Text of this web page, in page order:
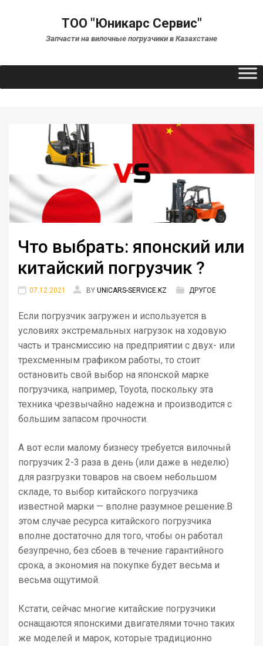
ТОО "Юникарс Сервис"
Запчасти на вилочные погрузчики в Казахстане
Что выбрать: японский или
китайский погрузчик ?
07.12.2021 BY UNICARS-SERVICE.KZ ДРУГОЕ
Если погрузчик загружен и используется в
условиях экстремальных нагрузок на ходовую
часть и трансмиссию на предприятии с двух- или
трехсменным графиком работы, то стоит
остановить свой выбор на японской марке
погрузчика, например, Toyota, поскольку эта
техника чрезвычайно надежна и производится с
большим запасом прочности.
А вот если малому бизнесу требуется вилочный
погрузчик 2-3 раза в день (или даже в неделю)
для разгрузки товаров на своем небольшом
складе, то выбор китайского погрузчика
известной марки — вполне разумное решение.В
этом случае ресурса китайского погрузчика
вполне достаточно для того, чтобы он работал
безупречно, без сбоев в течение гарантийного
срока, а экономия на покупке будет весьма и
весьма ощутимой.
Кстати, сейчас многие китайские погрузчики
оснащаются японскими двигателями точно таких
же моделей и марок, которые традиционно